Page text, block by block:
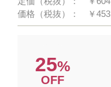
価格（税抜）：
￥
25%
OFF